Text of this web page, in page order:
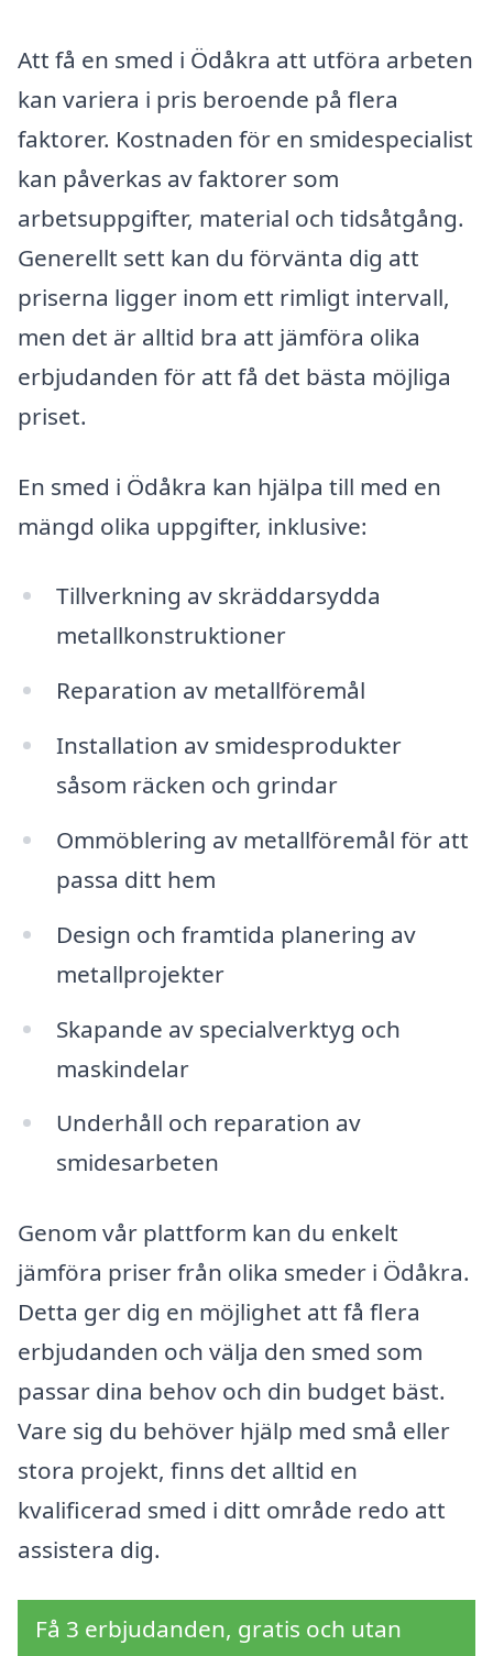
Att få en smed i Ödåkra att utföra arbeten
kan variera i pris beroende på flera
faktorer. Kostnaden för en smidespecialist
kan påverkas av faktorer som
arbetsuppgifter, material och tidsåtgång.
Generellt sett kan du förvänta dig att
priserna ligger inom ett rimligt intervall,
men det är alltid bra att jämföra olika
erbjudanden för att få det bästa möjliga
priset.
En smed i Ödåkra kan hjälpa till med en
mängd olika uppgifter, inklusive:
Tillverkning av skräddarsydda
metallkonstruktioner
Reparation av metallföremål
Installation av smidesprodukter
såsom räcken och grindar
Ommöblering av metallföremål för att
passa ditt hem
Design och framtida planering av
metallprojekter
Skapande av specialverktyg och
maskindelar
Underhåll och reparation av
smidesarbeten
Genom vår plattform kan du enkelt
jämföra priser från olika smeder i Ödåkra.
Detta ger dig en möjlighet att få flera
erbjudanden och välja den smed som
passar dina behov och din budget bäst.
Vare sig du behöver hjälp med små eller
stora projekt, finns det alltid en
kvalificerad smed i ditt område redo att
assistera dig.
Få 3 erbjudanden, gratis och utan